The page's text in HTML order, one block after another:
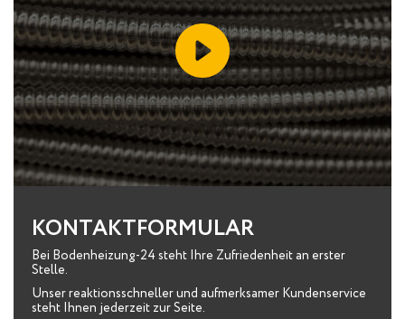
KONTAKTFORMULAR
Bei Bodenheizung-24 steht Ihre Zufriedenheit an erster
Stelle.
Unser reaktionsschneller und aufmerksamer Kundenservice
steht Ihnen jederzeit zur Seite.